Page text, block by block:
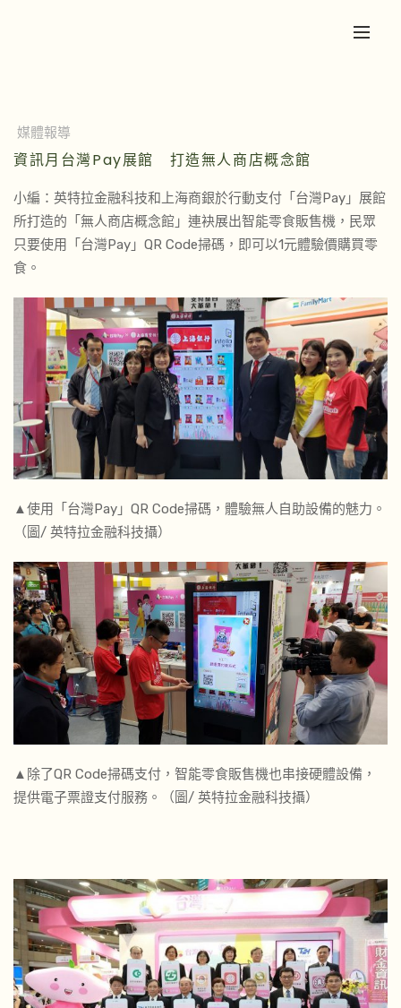
媒體報導
資訊月台灣Pay展館 打造無人商店概念館
小編：英特拉金融科技和上海商銀於行動支付「台灣Pay」展館
所打造的「無人商店概念館」連袂展出智能零食販售機，民眾
只要使用「台灣Pay」QR Code掃碼，即可以1元體驗價購買零
食。
▲使用「台灣Pay」QR Code掃碼，體驗無人自助設備的魅力。
（圖/ 英特拉金融科技攝）
▲除了QR Code掃碼支付，智能零食販售機也串接硬體設備，
提供電子票證支付服務。（圖/ 英特拉金融科技攝）